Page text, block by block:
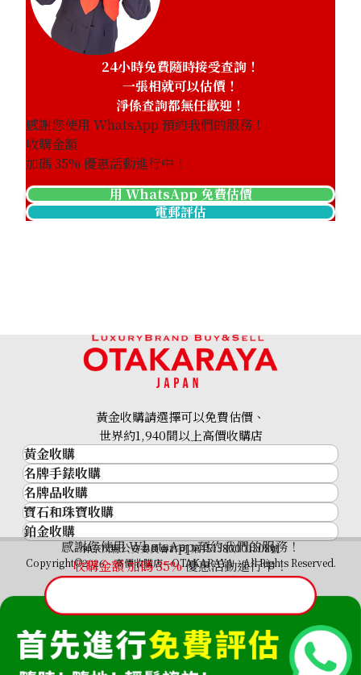
to West Germany
參考回收價
HKD 41,087.94
24小時免費隨時接受查詢！
一張相就可以估價！
淨係查詢都無任歡迎！
感謝您使用 WhatsApp 預約我們的服務！
收購金額
加碼35% 優惠活動進行中！
用 WhatsApp 免費估價
電郵評估
感謝您使用 WhatsApp 預約我們的服務！
收購金額 加碼35%優惠活動進行中！
黃金收購請選擇可以免費估價、
世界約1,940間以上高價收購店
黃金收購
黃金･金條
金條
金幣及銀幣
過去十年黃金價格
金飾
金戒指
金頸鍊
名牌手錶收購
名牌手錶收購
勞力士 (Rolex)
Patek Philippe
Audemars Piguet
Vacheron Constantin
A. Lange & Söhne
Breguet
名牌品收購
名牌品收購
HERMES
LOUIS VUITTON
CHANEL
卡地亞（Cartier）
CELINE
FENDI
Christian Dior
寶石和珠寶收購
寶石和珠寶
祖母綠
藍寶石
紅寶石
鉑金收購
神奈川縣公安委員會許可 第451380001308號
Copyright©2026 高價收購店—OTAKARAYA All Rights Reserved.